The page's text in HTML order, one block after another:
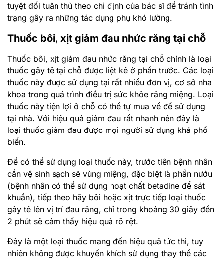
tuyệt đối tuân thủ theo chỉ định của bác sĩ để tránh tình
trạng gây ra những tác dụng phụ khó lường.
Thuốc bôi, xịt giảm đau nhức răng tại chỗ
Thuốc bôi, xịt giảm đau nhức răng tại chỗ chính là loại
thuốc gây tê tại chỗ được liệt kê ở phần trước. Các loại
thuốc này được sử dụng tại rất nhiều đơn vị, cơ sở nha
khoa trong quá trình điều trị sức khỏe răng miệng. Loại
thuốc này tiện lợi ở chỗ có thể tự mua về để sử dụng
tại nhà. Với hiệu quả giảm đau rất nhanh nên đây là
loại thuốc giảm đau được mọi người sử dụng khá phổ
biến.
Để có thể sử dụng loại thuốc này, trước tiên bệnh nhân
cần vệ sinh sạch sẽ vùng miệng, đặc biệt là phần nướu
(bệnh nhân có thể sử dụng hoạt chất betadine để sát
khuẩn), tiếp theo hãy bôi hoặc xịt trực tiếp loại thuốc
gây tê lên vị trí đau răng, chỉ trong khoảng 30 giây đến
2 phút sẽ cảm thấy hiệu quả rõ rệt.
Đây là một loại thuốc mang đến hiệu quả tức thì, tuy
nhiên không được khuyến khích sử dụng thay thế các